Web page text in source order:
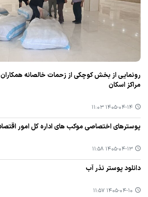
رونمایی از بخش کوچکی از زحمات خالصانه
مراکز اسکان
۱۴۰۵-۰۴-۱۴ ۱۱:۰۳
پوسترهای اختصاصی موکب های اداره کل امور
۱۴۰۵-۰۴-۱۳ ۱۱:۵۸
دانلود پوستر نذر آب
۱۴۰۵-۰۴-۱۰ ۱۱:۵۷